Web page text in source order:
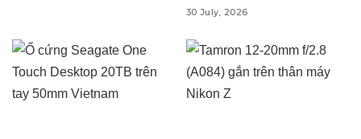
30 July, 2026